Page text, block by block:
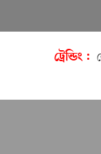
ট্রেন্ডিং :